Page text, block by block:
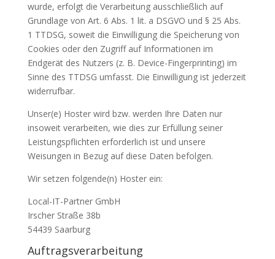
wurde, erfolgt die Verarbeitung ausschließlich auf
Grundlage von Art. 6 Abs. 1 lit. a DSGVO und § 25 Abs.
1 TTDSG, soweit die Einwilligung die Speicherung von
Cookies oder den Zugriff auf Informationen im
Endgerät des Nutzers (z. B. Device-Fingerprinting) im
Sinne des TTDSG umfasst. Die Einwilligung ist jederzeit
widerrufbar.
Unser(e) Hoster wird bzw. werden Ihre Daten nur
insoweit verarbeiten, wie dies zur Erfüllung seiner
Leistungspflichten erforderlich ist und unsere
Weisungen in Bezug auf diese Daten befolgen.
Wir setzen folgende(n) Hoster ein:
Local-IT-Partner GmbH
Irscher Straße 38b
54439 Saarburg
Auftragsverarbeitung